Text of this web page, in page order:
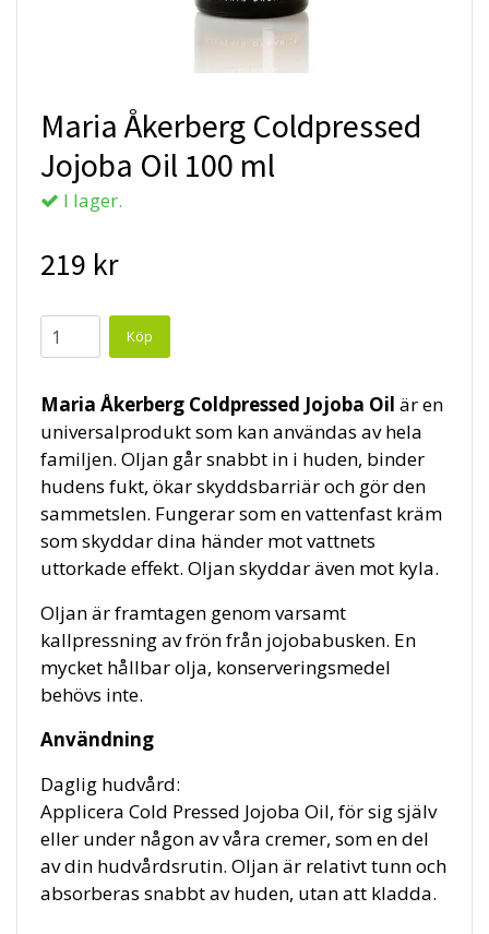
Maria Åkerberg Coldpressed
Jojoba Oil 100 ml
I lager.
219 kr
Maria Åkerberg Coldpressed Jojoba Oil är en
universalprodukt som kan användas av hela
familjen. Oljan går snabbt in i huden, binder
hudens fukt, ökar skyddsbarriär och gör den
sammetslen. Fungerar som en vattenfast kräm
som skyddar dina händer mot vattnets
uttorkade effekt. Oljan skyddar även mot kyla.
Oljan är framtagen genom varsamt
kallpressning av frön från jojobabusken. En
mycket hållbar olja, konserveringsmedel
behövs inte.
Användning
Daglig hudvård:
Applicera Cold Pressed Jojoba Oil, för sig själv
eller under någon av våra cremer, som en del
av din hudvårdsrutin. Oljan är relativt tunn och
absorberas snabbt av huden, utan att kladda.